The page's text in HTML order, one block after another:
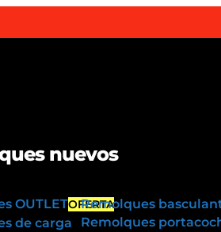
nuevos
OUTLETOFERTA
de carga
Remolques
Remolques